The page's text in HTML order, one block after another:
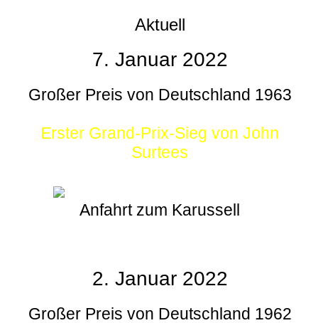
Aktuell
7. Januar 2022
Großer Preis von Deutschland 1963
Erster Grand-Prix-Sieg von John
Surtees
Anfahrt zum Karussell
2. Januar 2022
Großer Preis von Deutschland 1962